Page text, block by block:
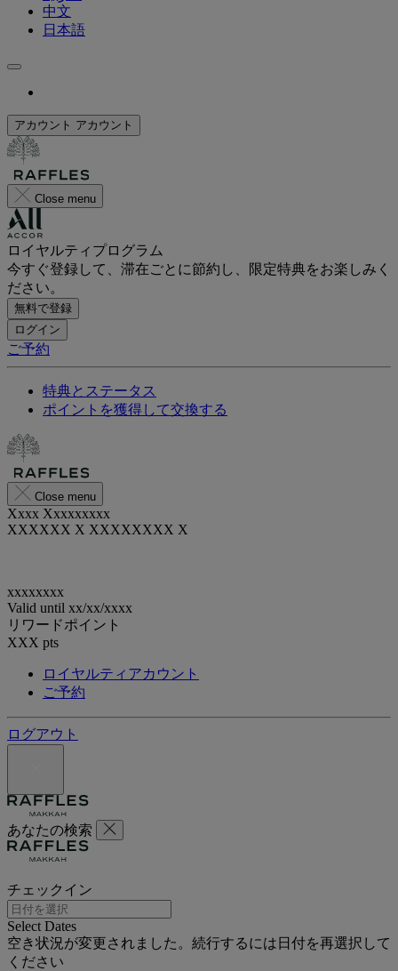
中文
日本語
アカウント アカウント
Close menu
ロイヤルティプログラム
今すぐ登録して、滞在ごとに節約し、限定特典をお楽しみく
ださい。
無料で登録
ログイン
ご予約
特典とステータス
ポイントを獲得して交換する
Close menu
Xxxx Xxxxxxxxx
XXXXXX X XXXXXXXX X
xxxxxxxx
Valid until xx/xx/xxxx
リワードポイント
XXX pts
ロイヤルティアカウント
ご予約
ログアウト
あなたの検索
チェックイン
Select Dates
空き状況が変更されました。続行するには日付を再選択して
ください